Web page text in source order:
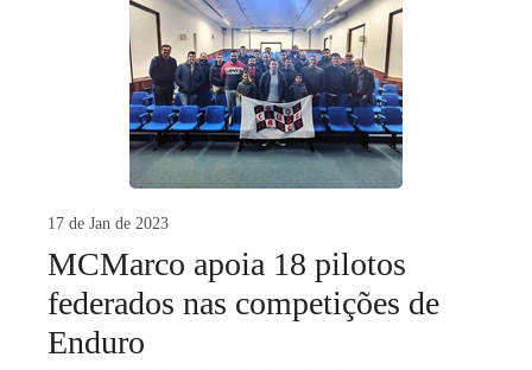
17 de Jan de 2023
MCMarco apoia 18 pilotos
federados nas competições de
Enduro